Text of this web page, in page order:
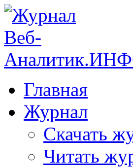
Главная
Журнал
Скачать
Читать